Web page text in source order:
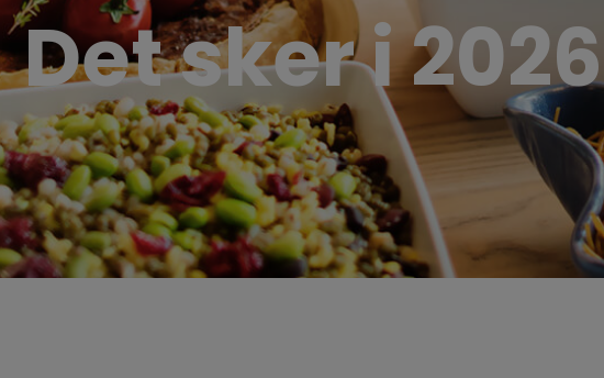
Det sker i 2026